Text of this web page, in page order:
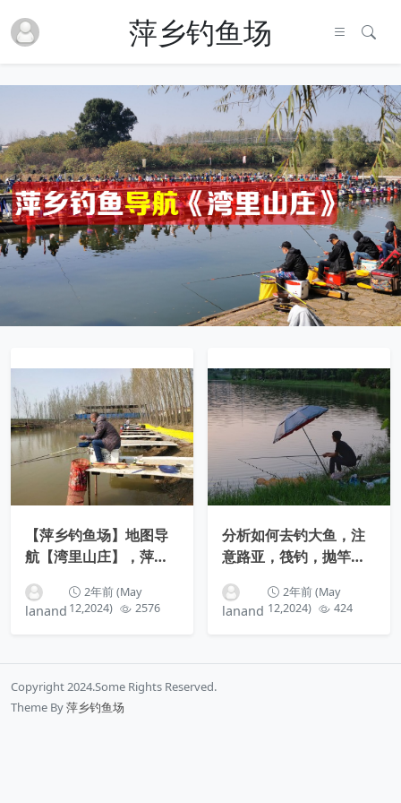
萍乡钓鱼场
【萍乡钓鱼场】地图导
航【湾里山庄】，萍乡
lanand
2年前 (May
12,2024)
2576
分析如何去钓大鱼，注
意路亚，筏钓，抛竿不
lanand
2年前 (May
12,2024)
424
Copyright 2024.Some Rights Reserved.
Theme By萍乡钓鱼场